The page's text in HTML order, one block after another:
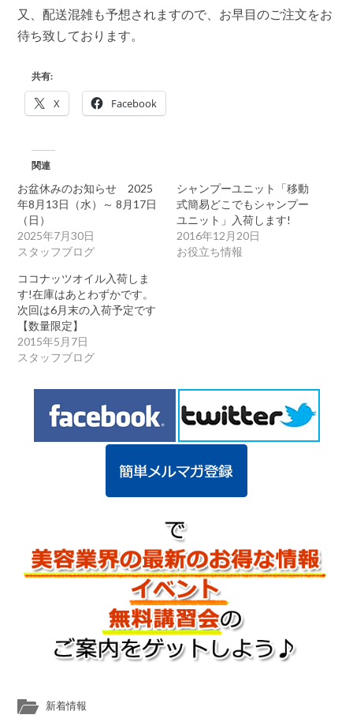
又、配送混雑も予想されますので、お早目のご注文をお
待ち致しております。
共有:
X Facebook
関連
お盆休みのお知らせ 2025
年8月13日（水）～ 8月17日
（日）
2025年7月30日
スタッフブログ
シャンプーユニット「移動
式簡易どこでもシャンプー
ユニット」入荷します!
2016年12月20日
お役立ち情報
ココナッツオイル入荷しま
す!在庫はあとわずかです。
次回は6月末の入荷予定です
【数量限定】
2015年5月7日
スタッフブログ
新着情報